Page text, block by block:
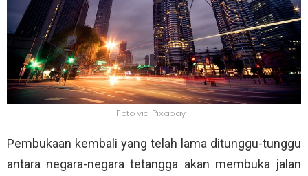
Foto via Pixabay
Pembukaan kembali yang telah lama ditunggu-tunggu
antara negara-negara tetangga akan membuka jalan